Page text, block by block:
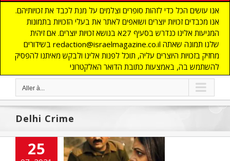
אנו עושים הכל כדי לזהות סופרים וצלמים על מנת לכבד את זכויותיהם.
אנו מכבדים זכויות יוצרים ושואפים לאתר את בעלי הזכויות בתמונות
המגיעות אלינו כנדרש בסעיף 27א בנושא זכויות יוצרים. אם זיהית
בשידורים redaction@israelmagazine.co.il שלנו תמונה שאתה
מחזיק בזכויות היוצרים עליה, תוכל לפנות אלינו ולבקש מאיתנו להפסיק
להשתמש בה, באמצעות כתובת הדואר האלקטרוני
Aller à...
Delhi Crime
25